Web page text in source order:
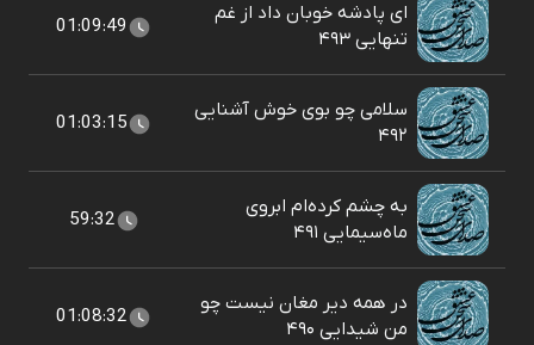
ای پادشه خوبان داد از غم
تنهایی ۴۹۳
01:09:49
سلامی چو بوی خوش آشنایی
۴۹۲
01:03:15
به چشم کرده‌ام ابروی
ماه‌سیمایی ۴۹۱
59:32
در همه دیر مغان نیست چو
من شیدایی ۴۹۰
01:08:32